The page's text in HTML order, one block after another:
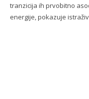
tranzicija ih prvobitno
energije, pokazuje